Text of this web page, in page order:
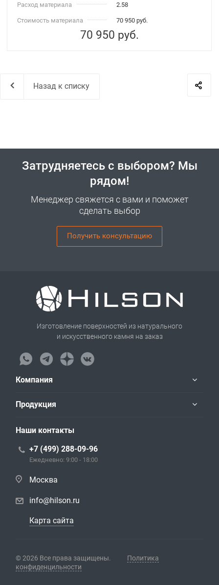
Расход материала 2.58
Стоимость материала 70 950 руб.
70 950 руб.
Назад к списку
Затрудняетесь с выбором? Мы
рядом!
Менеджер свяжется с вами и поможет
сделать выбор
Получить консультацию
Изготовление поверхностей из натурального
и искусственного камня на заказ
Компания
Продукция
Наши контакты
+7 (499) 288-09-96
Ежедневно: 9:00 - 18:00
Москва
info@hilson.ru
Карта сайта
© 2026 Все права защищены.
Политика
конфиденцильности